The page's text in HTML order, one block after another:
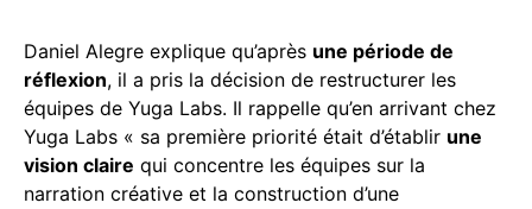
Daniel Alegre explique qu’après une période de
réflexion, il a pris la décision de restructurer les
équipes de Yuga Labs. Il rappelle qu’en arrivant chez
Yuga Labs « sa première priorité était d’établir une
vision claire qui concentre les équipes sur la
narration créative et la construction d’une